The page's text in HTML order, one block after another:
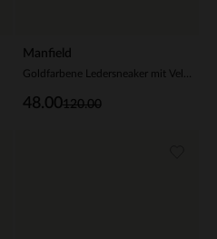
Manfield
120.00
48.00